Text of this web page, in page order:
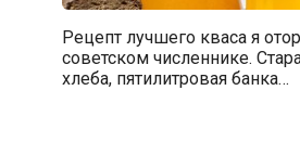
Рецепт лучшего кваса я
советском численнике.
хлеба, пятилитровая банка…